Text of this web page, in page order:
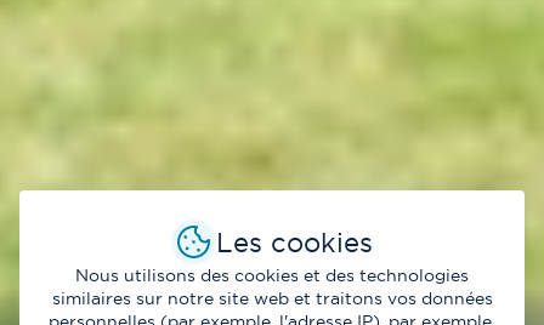
Les cookies
Nous utilisons des cookies et des technologies
similaires sur notre site web et traitons vos données